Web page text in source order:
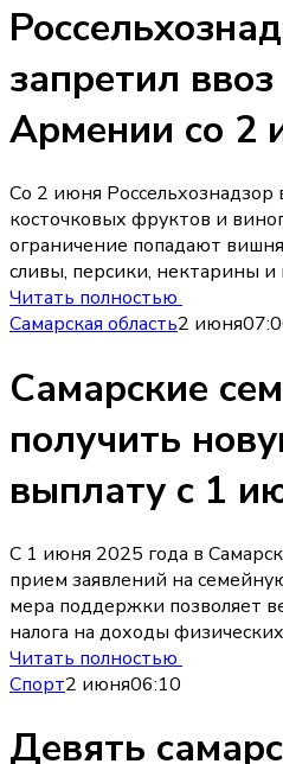
запретил
Армении со 2
Со 2 июня Россельхознадзор
косточковых фруктов и
ограничение попадают
сливы, персики, нектарины и
Читать полностью
Самарская область2 июня
Самарские
получить
выплату с 1
С 1 июня 2025 года в
прием заявлений на
мера поддержки позволяет
налога на доходы
Читать полностью
Спорт2 июня06:10
Девять